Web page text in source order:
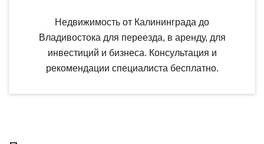
Недвижимость от Калининграда до
Владивостока для переезда, в аренду, для
инвестиций и бизнеса. Консультация и
рекомендации специалиста бесплатно.